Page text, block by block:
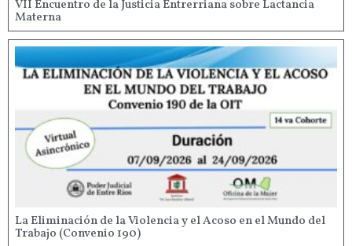
VII Encuentro de la Justicia Entrerriana sobre Lactancia
Materna
La Eliminación de la Violencia y el Acoso en el Mundo del
Trabajo (Convenio 190)